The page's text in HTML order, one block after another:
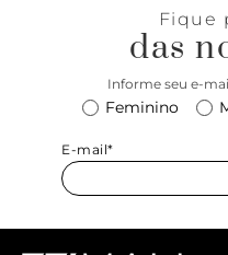
Fique
das
Informe seu e-
Feminino
E-mail*